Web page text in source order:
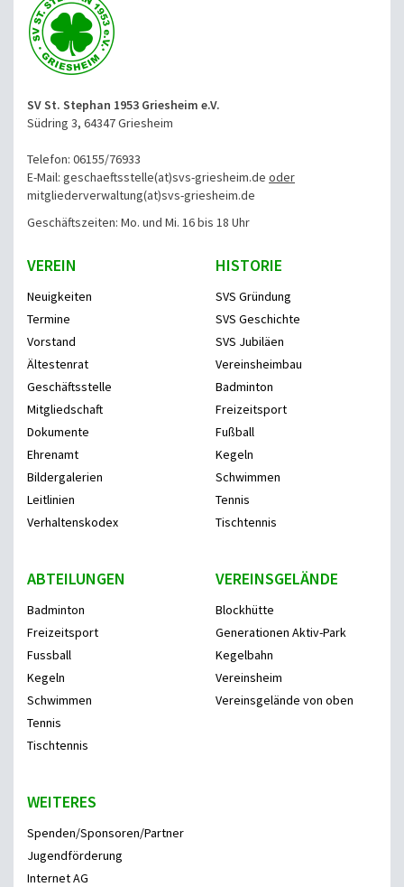
SV St. Stephan 1953 Griesheim e.V.
Südring 3, 64347 Griesheim
Telefon: 06155/76933
E-Mail: geschaeftsstelle(at)svs-griesheim.de oder
mitgliederverwaltung(at)svs-griesheim.de
Geschäftszeiten: Mo. und Mi. 16 bis 18 Uhr
VEREIN
Neuigkeiten
Termine
Vorstand
Ältestenrat
Geschäftsstelle
Mitgliedschaft
Dokumente
Ehrenamt
Bildergalerien
Leitlinien
Verhaltenskodex
HISTORIE
SVS Gründung
SVS Geschichte
SVS Jubiläen
Vereinsheimbau
Badminton
Freizeitsport
Fußball
Kegeln
Schwimmen
Tennis
Tischtennis
ABTEILUNGEN
Badminton
Freizeitsport
Fussball
Kegeln
Schwimmen
Tennis
Tischtennis
VEREINSGELÄNDE
Blockhütte
Generationen Aktiv-Park
Kegelbahn
Vereinsheim
Vereinsgelände von oben
WEITERES
Spenden/Sponsoren/Partner
Jugendförderung
Internet AG